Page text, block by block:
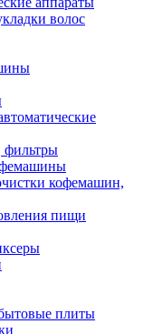
волос
фильтры
кофемашин,
пищи
плиты